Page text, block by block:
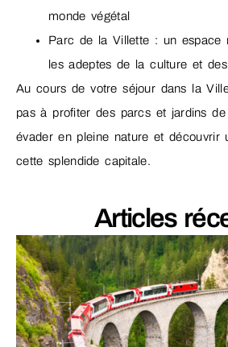
monde végétal
Parc de la Villette : un espace
les adeptes de la culture et
Au cours de votre séjour dans la
pas à profiter des parcs et jardins
évader en pleine nature et découvrir
cette splendide capitale.
Articles